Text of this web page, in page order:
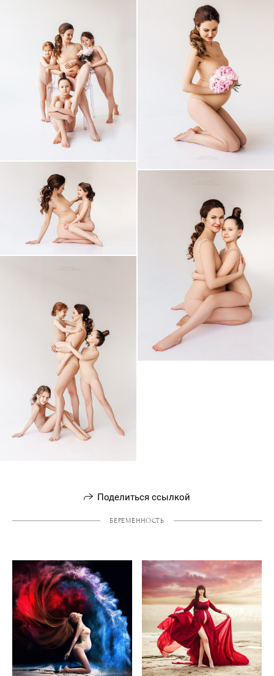
Поделиться ссылкой
БЕРЕМЕННОСТЬ